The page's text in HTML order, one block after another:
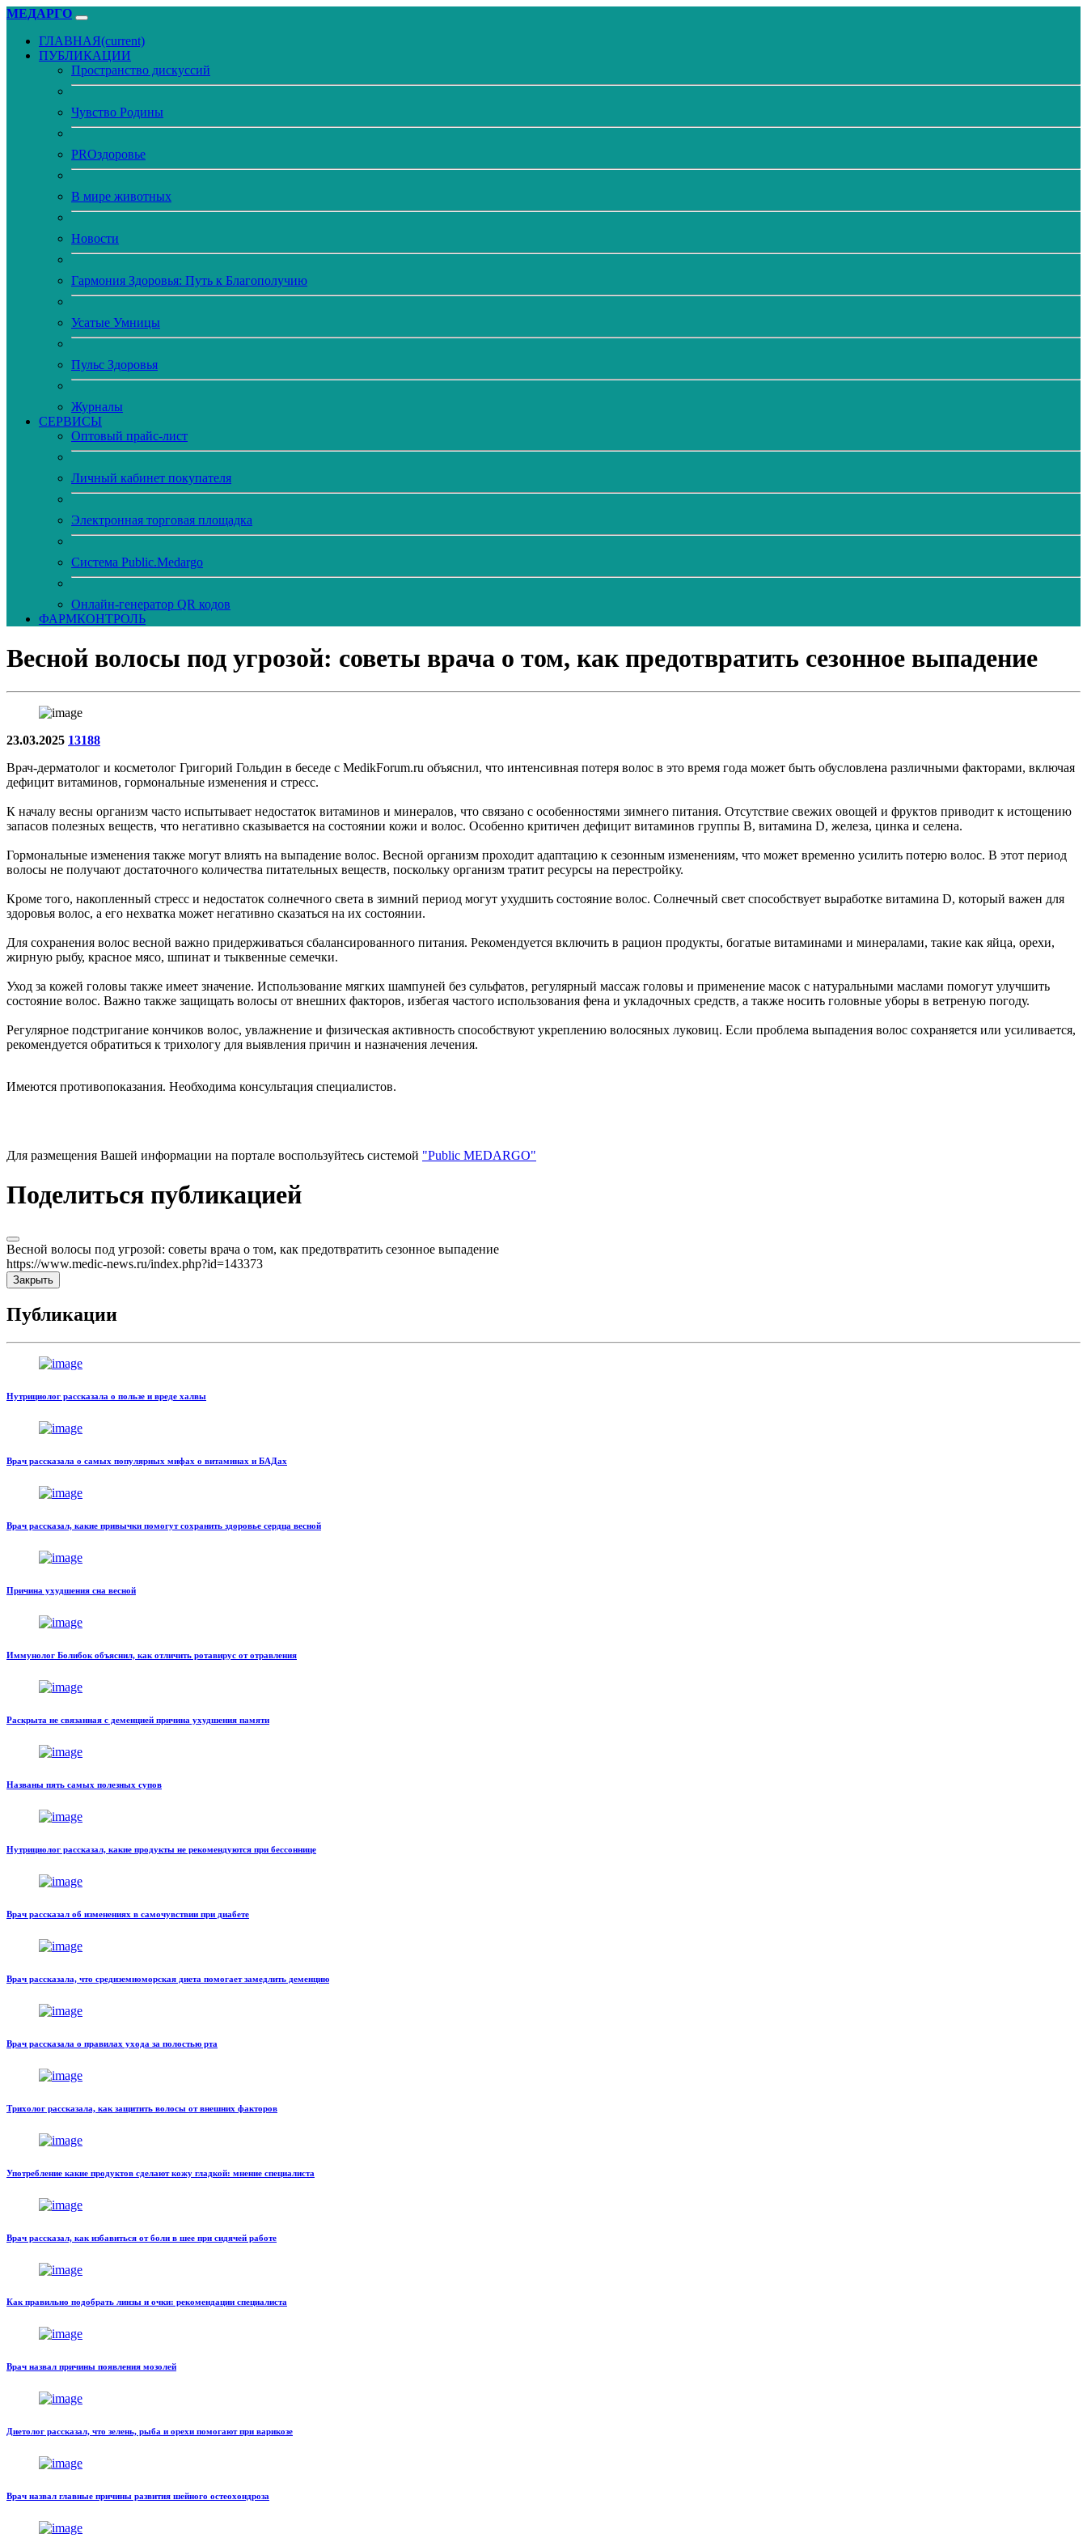
МЕДАРГО
ГЛАВНАЯ(current)
ПУБЛИКАЦИИ
Пространство дискуссий
Чувство Родины
PROздоровье
В мире животных
Новости
Гармония Здоровья: Путь к Благополучию
Усатые Умницы
Пульс Здоровья
Журналы
CЕРВИСЫ
Оптовый прайс-лист
Личный кабинет покупателя
Электронная торговая площадка
Система Public.Medargo
Онлайн-генератор QR кодов
ФАРМКОНТРОЛЬ
Весной волосы под угрозой: советы врача о том, как предотвратить сезонное выпадение
23.03.2025 13188
Врач-дерматолог и косметолог Григорий Гольдин в беседе с MedikForum.ru объяснил, что интенсивная потеря волос в это время года может быть обусловлена различными факторами, включая
дефицит витаминов, гормональные изменения и стресс.
К началу весны организм часто испытывает недостаток витаминов и минералов, что связано с особенностями зимнего питания. Отсутствие свежих овощей и фруктов приводит к истощению
запасов полезных веществ, что негативно сказывается на состоянии кожи и волос. Особенно критичен дефицит витаминов группы B, витамина D, железа, цинка и селена.
Гормональные изменения также могут влиять на выпадение волос. Весной организм проходит адаптацию к сезонным изменениям, что может временно усилить потерю волос. В этот период
волосы не получают достаточного количества питательных веществ, поскольку организм тратит ресурсы на перестройку.
Кроме того, накопленный стресс и недостаток солнечного света в зимний период могут ухудшить состояние волос. Солнечный свет способствует выработке витамина D, который важен для
здоровья волос, а его нехватка может негативно сказаться на их состоянии.
Для сохранения волос весной важно придерживаться сбалансированного питания. Рекомендуется включить в рацион продукты, богатые витаминами и минералами, такие как яйца, орехи,
жирную рыбу, красное мясо, шпинат и тыквенные семечки.
Уход за кожей головы также имеет значение. Использование мягких шампуней без сульфатов, регулярный массаж головы и применение масок с натуральными маслами помогут улучшить
состояние волос. Важно также защищать волосы от внешних факторов, избегая частого использования фена и укладочных средств, а также носить головные уборы в ветреную погоду.
Регулярное подстригание кончиков волос, увлажнение и физическая активность способствуют укреплению волосяных луковиц. Если проблема выпадения волос сохраняется или усиливается,
рекомендуется обратиться к трихологу для выявления причин и назначения лечения.
Имеются противопоказания. Необходима консультация специалистов.
Для размещения Вашей информации на портале воспользуйтесь системой "Public MEDARGO"
Поделиться публикацией
Весной волосы под угрозой: советы врача о том, как предотвратить сезонное выпадение
https://www.medic-news.ru/index.php?id=143373
Закрыть
Публикации
Нутрициолог рассказала о пользе и вреде халвы
Врач рассказала о самых популярных мифах о витаминах и БАДах
Врач рассказал, какие привычки помогут сохранить здоровье сердца весной
Причина ухудшения сна весной
Иммунолог Болибок объяснил, как отличить ротавирус от отравления
Раскрыта не связанная с деменцией причина ухудшения памяти
Названы пять самых полезных супов
Нутрициолог рассказал, какие продукты не рекомендуются при бессоннице
Врач рассказал об изменениях в самочувствии при диабете
Врач рассказала, что средиземноморская диета помогает замедлить деменцию
Врач рассказала о правилах ухода за полостью рта
Трихолог рассказала, как защитить волосы от внешних факторов
Употребление какие продуктов сделают кожу гладкой: мнение специалиста
Врач рассказал, как избавиться от боли в шее при сидячей работе
Как правильно подобрать линзы и очки: рекомендации специалиста
Врач назвал причины появления мозолей
Диетолог рассказал, что зелень, рыба и орехи помогают при варикозе
Врач назвал главные причины развития шейного остеохондроза